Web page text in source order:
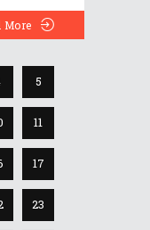
More
5
11
17
23